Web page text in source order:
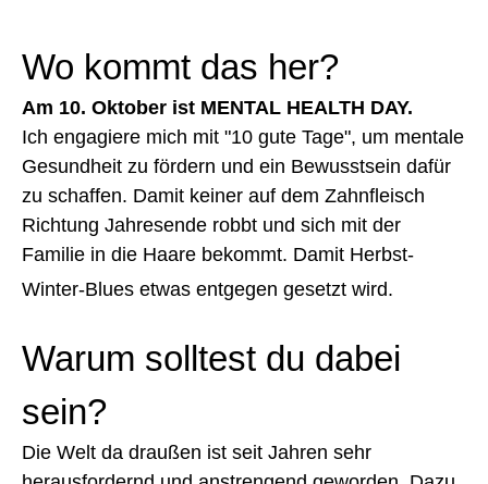
Wo kommt das her?
Am 10. Oktober ist MENTAL HEALTH DAY.
Ich engagiere mich mit "10 gute Tage", um mentale
Gesundheit zu fördern und ein Bewusstsein dafür
zu schaffen. Damit keiner auf dem Zahnfleisch
Richtung Jahresende robbt und sich mit der
Familie in die Haare bekommt. Damit Herbst-
Winter-Blues etwas entgegen gesetzt wird.
Warum solltest du dabei
sein?
Die Welt da draußen ist seit Jahren sehr